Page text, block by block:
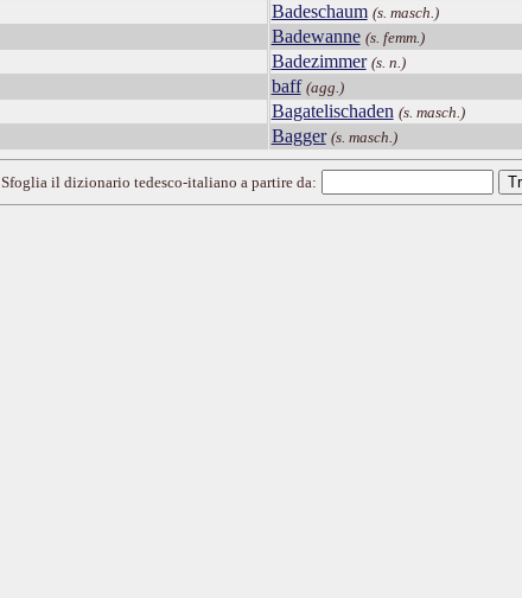
Badeschaum (s. masch.)
Badewanne (s. femm.)
Badezimmer (s. n.)
baff (agg.)
Bagatelischaden (s. masch.)
Bagger (s. masch.)
Sfoglia il dizionario tedesco-italiano a partire da: